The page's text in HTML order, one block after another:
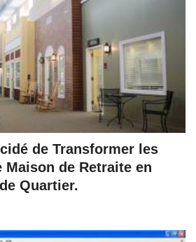
de Transformer les
Maison de Retraite en
Quartier.